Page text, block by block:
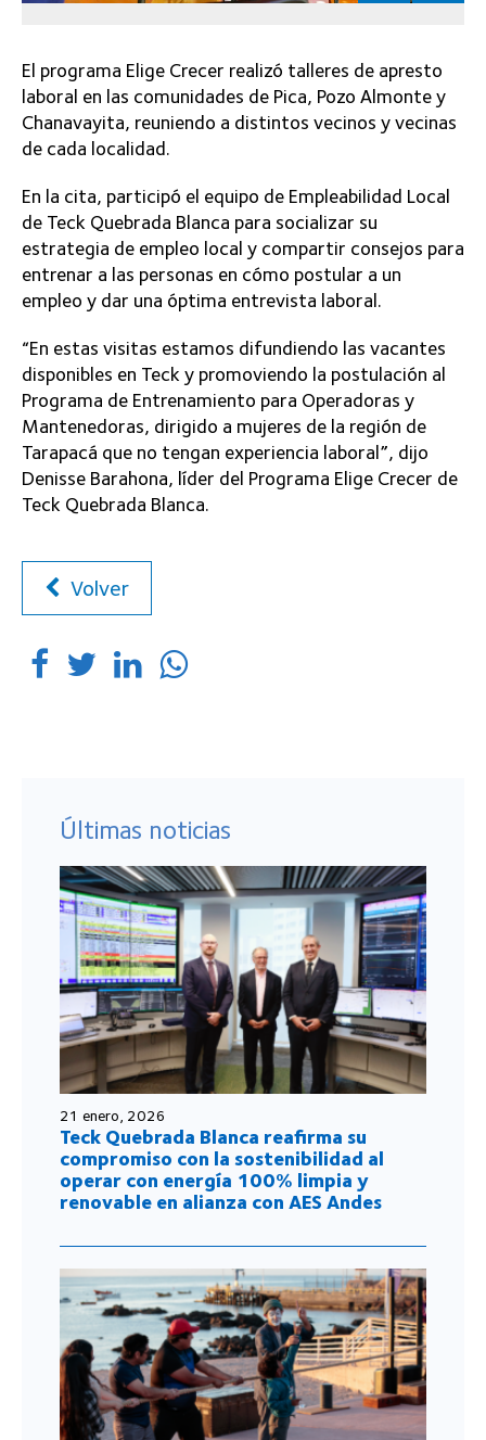
El programa Elige Crecer realizó talleres de apresto
laboral en las comunidades de Pica, Pozo Almonte y
Chanavayita, reuniendo a distintos vecinos y vecinas
de cada localidad.
En la cita, participó el equipo de Empleabilidad Local
de Teck Quebrada Blanca para socializar su
estrategia de empleo local y compartir consejos para
entrenar a las personas en cómo postular a un
empleo y dar una óptima entrevista laboral.
“En estas visitas estamos difundiendo las vacantes
disponibles en Teck y promoviendo la postulación al
Programa de Entrenamiento para Operadoras y
Mantenedoras, dirigido a mujeres de la región de
Tarapacá que no tengan experiencia laboral”, dijo
Denisse Barahona, líder del Programa Elige Crecer de
Teck Quebrada Blanca.
Volver
Últimas noticias
21 enero, 2026
Teck Quebrada Blanca reafirma su
compromiso con la sostenibilidad al
operar con energía 100% limpia y
renovable en alianza con AES Andes